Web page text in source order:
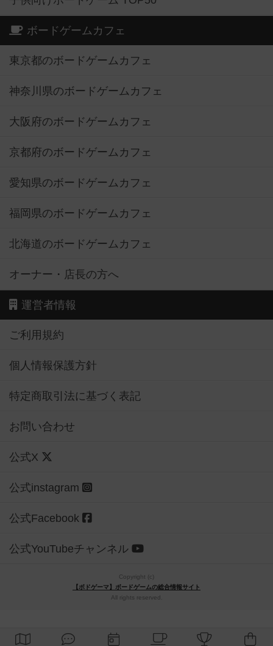
ボードゲームカフェ
東京都のボードゲームカフェ
神奈川県のボードゲームカフェ
大阪府のボードゲームカフェ
京都府のボードゲームカフェ
愛知県のボードゲームカフェ
福岡県のボードゲームカフェ
北海道のボードゲームカフェ
オーナー・店長の方へ
運営者情報
ご利用規約
個人情報保護方針
特定商取引法に基づく表記
お問い合わせ
公式X
公式instagram
公式Facebook
公式YouTubeチャンネル
Copyright (c)
【ボドゲーマ】ボードゲームの総合情報サイト
All rights reserved.